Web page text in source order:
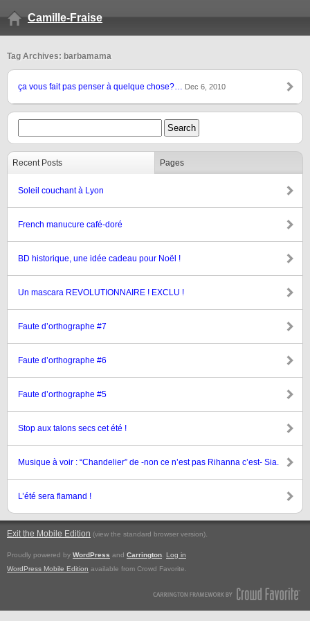
Camille-Fraise
Tag Archives: barbamama
ça vous fait pas penser à quelque chose?… Dec 6, 2010
Recent Posts Pages
Soleil couchant à Lyon
French manucure café-doré
BD historique, une idée cadeau pour Noël !
Un mascara REVOLUTIONNAIRE ! EXCLU !
Faute d’orthographe #7
Faute d’orthographe #6
Faute d’orthographe #5
Stop aux talons secs cet été !
Musique à voir : “Chandelier” de -non ce n’est pas Rihanna c’est- Sia.
L’été sera flamand !
Exit the Mobile Edition (view the standard browser version).
Proudly powered by WordPress and Carrington
Log in
WordPress Mobile Edition available from Crowd Favorite.